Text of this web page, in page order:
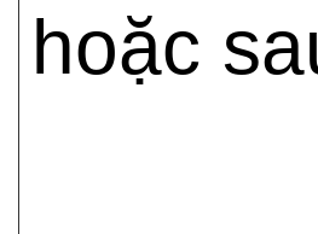
hoặc